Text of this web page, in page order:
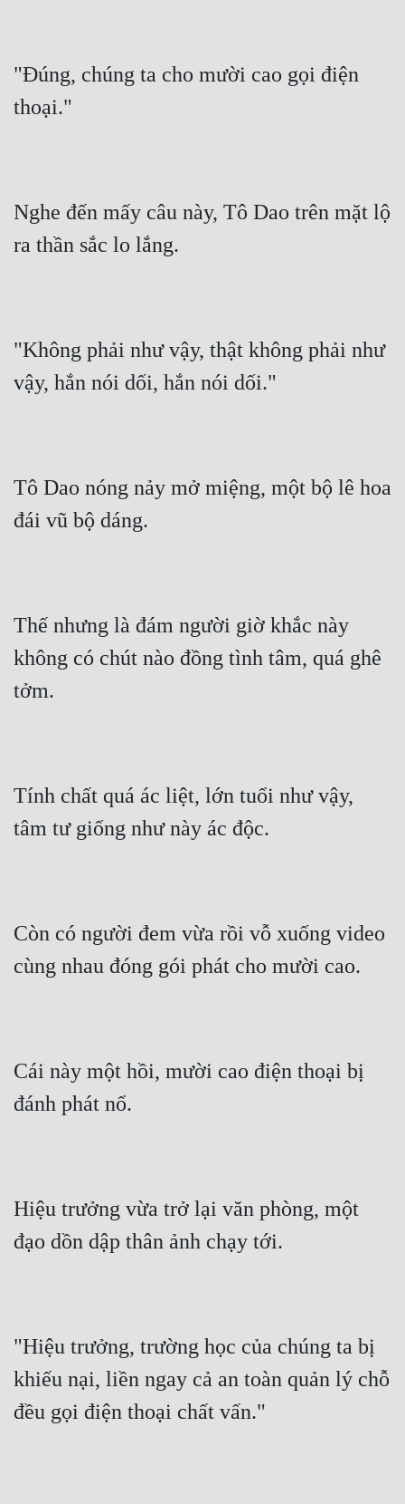
"Đúng, chúng ta cho mười cao gọi điện
thoại."
Nghe đến mấy câu này, Tô Dao trên mặt lộ
ra thần sắc lo lắng.
"Không phải như vậy, thật không phải như
vậy, hắn nói dối, hắn nói dối."
Tô Dao nóng nảy mở miệng, một bộ lê hoa
đái vũ bộ dáng.
Thế nhưng là đám người giờ khắc này
không có chút nào đồng tình tâm, quá ghê
tởm.
Tính chất quá ác liệt, lớn tuổi như vậy,
tâm tư giống như này ác độc.
Còn có người đem vừa rồi vỗ xuống video
cùng nhau đóng gói phát cho mười cao.
Cái này một hồi, mười cao điện thoại bị
đánh phát nổ.
Hiệu trưởng vừa trở lại văn phòng, một
đạo dồn dập thân ảnh chạy tới.
"Hiệu trưởng, trường học của chúng ta bị
khiếu nại, liền ngay cả an toàn quản lý chỗ
đều gọi điện thoại chất vấn."